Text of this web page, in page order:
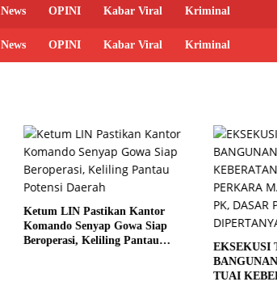
News OPINI Kabar Viral Kriminal
News OPINI Kabar Viral Kriminal
Ketum LIN Pastikan Kantor
Komando Senyap Gowa Siap
Beroperasi, Keliling Pantau
EKSEKUSI
TUAI